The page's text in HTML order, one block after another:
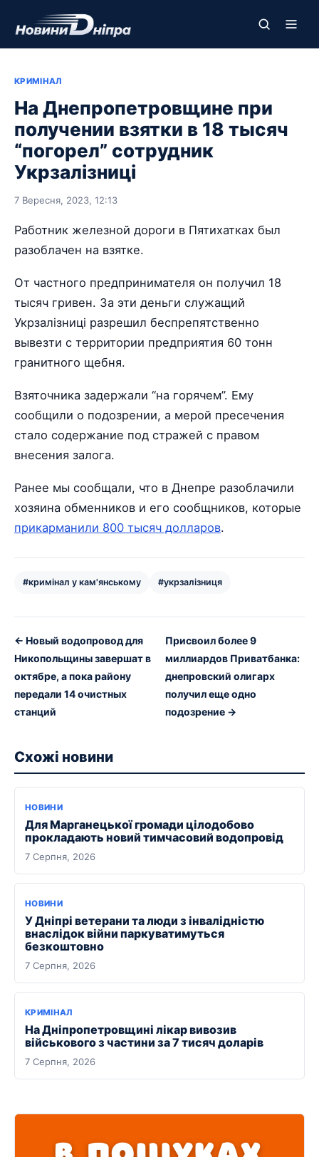
КРИМІНАЛ
На Днепропетровщине при
получении взятки в 18 тысяч
“погорел” сотрудник
Укрзалізниці
7 Вересня, 2023, 12:13
Работник железной дороги в Пятихатках был
разоблачен на взятке.
От частного предпринимателя он получил 18
тысяч гривен. За эти деньги служащий
Укрзалізниці разрешил беспрепятственно
вывезти с территории предприятия 60 тонн
гранитного щебня.
Взяточника задержали “на горячем”. Ему
сообщили о подозрении, а мерой пресечения
стало содержание под стражей с правом
внесения залога.
Ранее мы сообщали, что в Днепре разоблачили
хозяина обменников и его сообщников, которые
прикарманили 800 тысяч долларов.
#кримінал у кам'янському #укрзалізниця
← Новый водопровод для
Никопольщины завершат в
октябре, а пока району
передали 14 очистных
станций
Присвоил более 9
миллиардов Приватбанка:
днепровский олигарх
получил еще одно
подозрение →
Схожі новини
НОВИНИ
Для Марганецької громади цілодобово
прокладають новий тимчасовий водопровід
7 Серпня, 2026
НОВИНИ
У Дніпрі ветерани та люди з інвалідністю
внаслідок війни паркуватимуться
безкоштовно
7 Серпня, 2026
КРИМІНАЛ
На Дніпропетровщині лікар вивозив
військового з частини за 7 тисяч доларів
7 Серпня, 2026